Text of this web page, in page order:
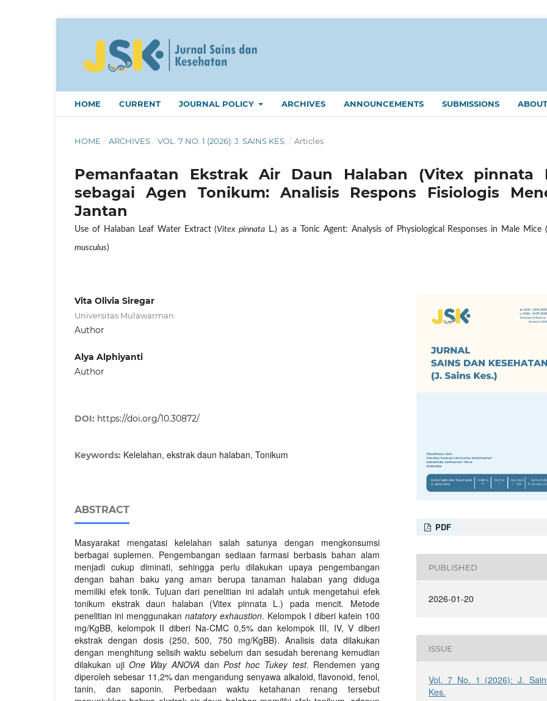
HOME CURRENT JOURNAL POLICY ARCHIVES ANNOUNCEMENTS SUBMISSIONS
HOME / ARCHIVES / VOL. 7 NO. 1 (2026): J. SAINS KES. / Articles
Pemanfaatan Ekstrak Air Daun Halaban (Vitex pinnata
sebagai Agen Tonikum: Analisis Respons Fisiologis
Jantan
Use of Halaban Leaf Water Extract (Vitex pinnata L.) as a Tonic Agent: Analysis of Physiological Responses in Male Mice
musculus)
Vita Olivia Siregar
Universitas Mulawarman
Author
Alya Alphiyanti
Author
DOI: https://doi.org/10.30872/
Keywords: Kelelahan, ekstrak daun halaban, Tonikum
ABSTRACT
Masyarakat mengatasi kelelahan salah satunya dengan mengkonsumsi
berbagai suplemen. Pengembangan sediaan farmasi berbasis bahan alam
menjadi cukup diminati, sehingga perlu dilakukan upaya pengembangan
dengan bahan baku yang aman berupa tanaman halaban yang diduga
memiliki efek tonik. Tujuan dari penelitian ini adalah untuk mengetahui efek
tonikum ekstrak daun halaban (Vitex pinnata L.) pada mencit. Metode
penelitian ini menggunakan natatory exhaustion. Kelompok I diberi kafein 100
mg/KgBB, kelompok II diberi Na-CMC 0,5% dan kelompok III, IV, V diberi
ekstrak dengan dosis (250, 500, 750 mg/KgBB). Analisis data dilakukan
dengan menghitung selisih waktu sebelum dan sesudah berenang kemudian
dilakukan ujiOne Way ANOVAdanPost hoc Tukey test. Rendemen yang
diperoleh sebesar 11,2% dan mengandung senyawa alkaloid, flavonoid, fenol,
tanin, dan saponin. Perbedaan waktu ketahanan renang tersebut
PDF
PUBLISHED
2026-01-20
ISSUE
Vol. 7 No. 1 (2026): J.
Kes.